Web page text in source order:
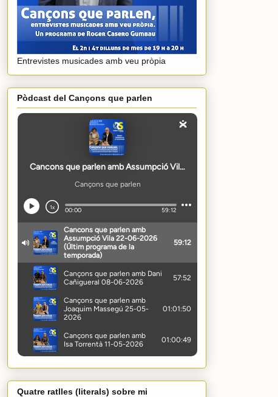
Entrevistes musicades amb veu pròpia
Pòdcast del Cançons que parlen
Quatre ratlles (literals) sobre mi